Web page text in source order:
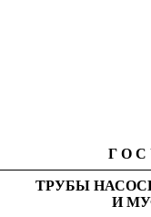
ТРУБЫ
И